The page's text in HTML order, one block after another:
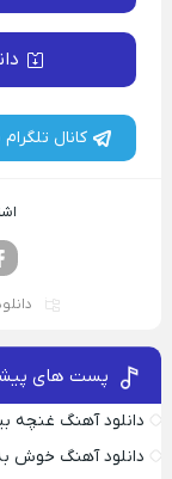
کانال
پست های
دانلود آهنگ غنچه
دانلود آهنگ خوش